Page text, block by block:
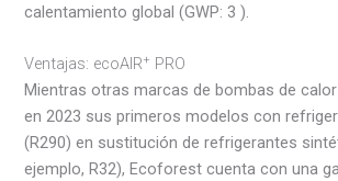
calentamiento global (GWP: 3 ).
Ventajas: ecoAIR+ PRO
Mientras otras marcas de bombas de
en 2023 sus primeros modelos con
(R290) en sustitución de refrigerantes
ejemplo, R32), Ecoforest cuenta con una